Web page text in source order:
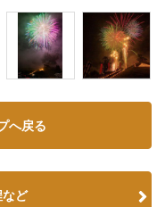
へ戻る
ど